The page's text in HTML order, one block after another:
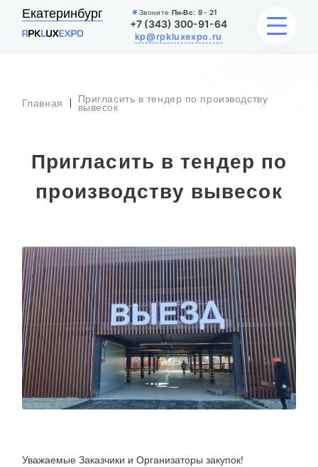
Екатеринбург Звоните Пн-Вс: 9 - 21
+7 (343) 300-91-64
kp@rpkluxexpo.ru
УСЛУГИ
О КОМПАНИИ
Главная Пригласить в тендер по производству
вывесок
Пригласить в тендер по
производству вывесок
Уважаемые Заказчики и Организаторы закупок!